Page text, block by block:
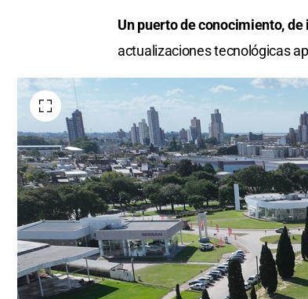
Un puerto de conocimiento,
actualizaciones tecnológicas